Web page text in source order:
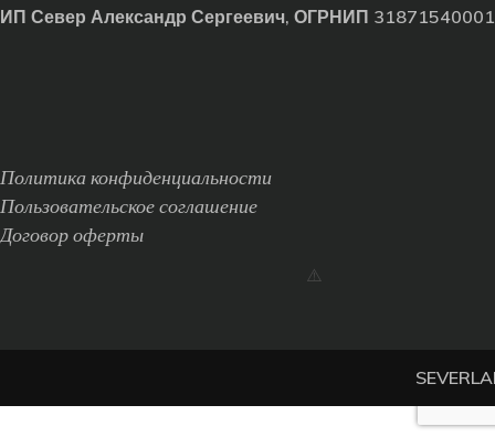
ИП Север Александр Сергеевич, ОГРНИП
Политика конфиденциальности
Пользовательское соглашение
Договор оферты